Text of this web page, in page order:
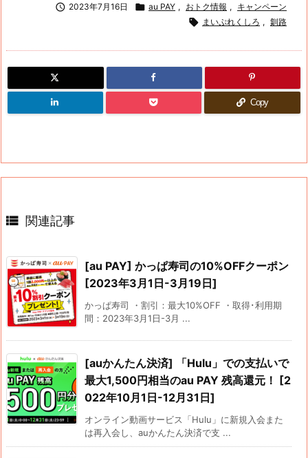
 2023年7月16日  au PAY , おトク情報 , キャンペーン
 まいぷれくしろ , 釧路
Copy
 関連記事
[au PAY] かっぱ寿司の10%OFFクーポン
[2023年3月1日-3月19日]
かっぱ寿司 ・割引：最大10%OFF ・取得･利用期
間：2023年3月1日-3月 ...
[auかんたん決済] 「Hulu」での支払いで
最大1,500円相当のau PAY 残高還元！ [2
022年10月1日-12月31日]
オンライン動画サービス「Hulu」に新規入会また
は再入会し、auかんたん決済で支 ...